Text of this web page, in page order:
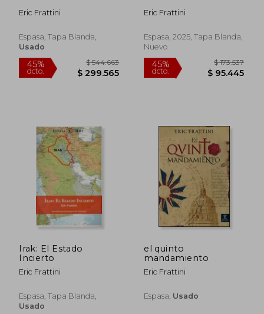
45%
dcto.
$ 151.015
$ 83.058
45%
dcto.
$
$
Eric Frattini
Espasa, Tapa Blanda,
Usado
Eric Frattini
Espasa, 2025, Tapa Blanda,
Nuevo
Irak: El Estado
Incierto
Eric Frattini
Espasa, Tapa Blanda,
Usado
el quinto
mandamiento
Eric Frattini
Espasa, Usado